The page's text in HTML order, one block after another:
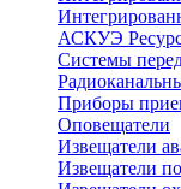
АСКУЭ
Системы
Приборы
Оповещатели
Извещатели
Извещатели